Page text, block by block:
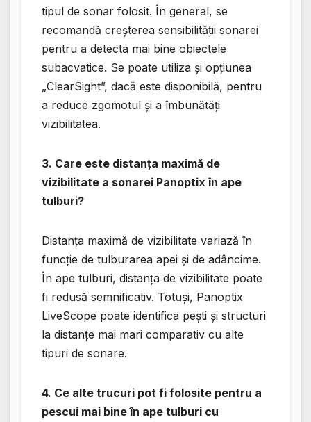
tipul de sonar folosit. În general, se
recomandă creşterea sensibilităţii sonarei
pentru a detecta mai bine obiectele
subacvatice. Se poate utiliza și opțiunea
„ClearSight”, dacă este disponibilă, pentru
a reduce zgomotul și a îmbunătăți
vizibilitatea.
3. Care este distanța maximă de
vizibilitate a sonarei Panoptix în ape
tulburi?
Distanța maximă de vizibilitate variază în
funcție de tulburarea apei și de adâncime.
În ape tulburi, distanța de vizibilitate poate
fi redusă semnificativ. Totuși, Panoptix
LiveScope poate identifica pești și structuri
la distanțe mai mari comparativ cu alte
tipuri de sonare.
4. Ce alte trucuri pot fi folosite pentru a
pescui mai bine în ape tulburi cu